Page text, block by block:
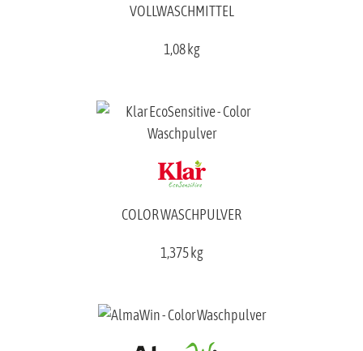
VOLLWASCHMITTEL
1,08 kg
COLOR WASCHPULVER
1,375 kg